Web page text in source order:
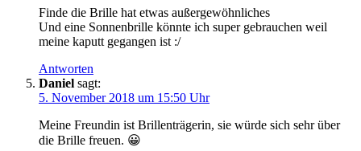
Finde die Brille hat etwas außergewöhnliches
Und eine Sonnenbrille könnte ich super gebrauchen weil
meine kaputt gegangen ist :/
Antworten
Daniel sagt:
5. November 2018 um 15:50 Uhr
Meine Freundin ist Brillenträgerin, sie würde sich sehr über
die Brille freuen. 😀